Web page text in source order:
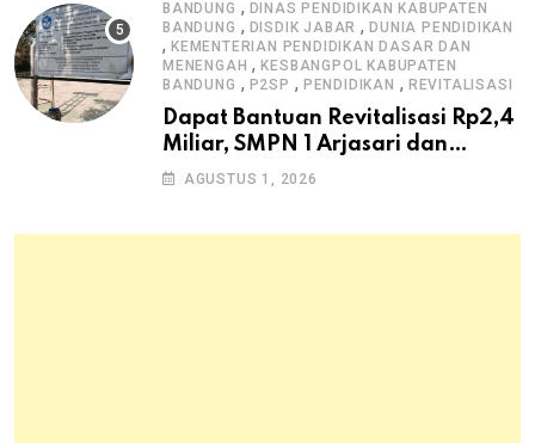
BANDUNG , DINAS PENDIDIKAN KABUPATEN
BANDUNG , DISDIK JABAR ,DUNIA PENDIDIKAN
, KEMENTERIAN PENDIDIKAN DASAR DAN
MENENGAH ,KESBANGPOL KABUPATEN
BANDUNG , P2SP , PENDIDIKAN , REVITALISASI
Dapat Bantuan Revitalisasi Rp2,4
Miliar, SMPN 1 Arjasari dan
Masyarakat Sambut Antusias
AGUSTUS 1, 2026